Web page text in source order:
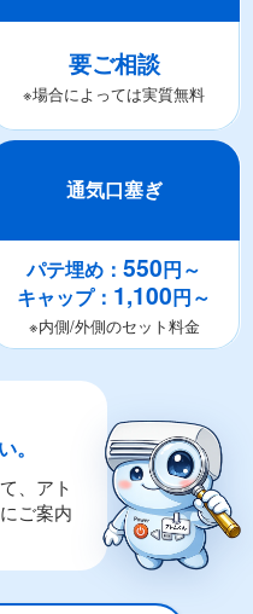
要ご相談
※場合によっては実質無料
通気口塞ぎ
パテ埋め：550円～
キャップ： 1,100円～
※内側/外側のセット料金
。
、アト
ご案内